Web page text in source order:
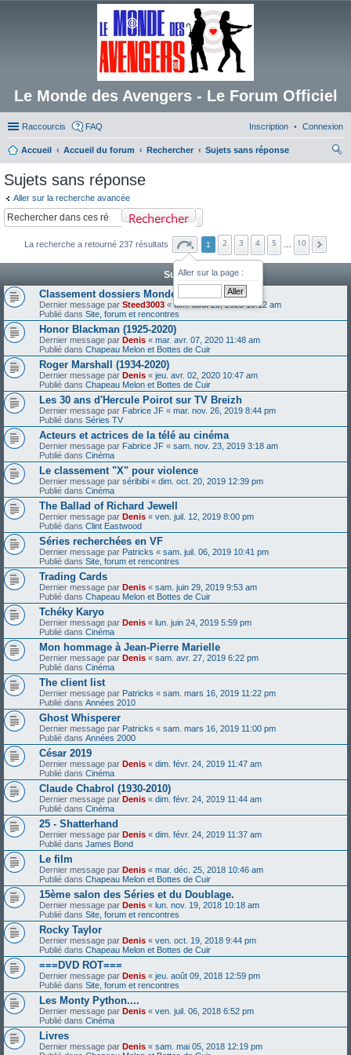
Le Monde des Avengers - Le Forum Officiel
Raccourcis FAQ Connexion
Inscription
Accueil Accueil du forum Rechercher
Sujets sans réponse
Sujets sans réponse
Aller sur la recherche avancée
Rechercher
La recherche a retourné 237 résultats
Aller sur la page :
1 2 3 4 5 10
Sujets
Classement dossiers Monde des Avengers
Dernier message par Steed3003 «dim. août 20, 2023 10:12 am
Publié dans Site, forum et rencontres
Honor Blackman (1925-2020)
Dernier message par Denis « mar. avr. 07, 2020 11:48 am
Publié dans Chapeau Melon et Bottes de Cuir
Roger Marshall (1934-2020)
Dernier message par Denis « jeu. avr. 02, 2020 10:47 am
Publié dans Chapeau Melon et Bottes de Cuir
Les 30 ans d'Hercule Poirot sur TV Breizh
Dernier message par Fabrice JF « mar. nov. 26, 2019 8:44 pm
Publié dans Séries TV
Acteurs et actrices de la télé au cinéma
Dernier message par Fabrice JF « sam. nov. 23, 2019 3:18 am
Publié dans Cinéma
Le classement "X" pour violence
Dernier message par séribibi « dim. oct. 20, 2019 12:39 pm
Publié dans Cinéma
The Ballad of Richard Jewell
Dernier message par Denis « ven. juil. 12, 2019 8:00 pm
Publié dans Clint Eastwood
Séries recherchées en VF
Dernier message par Patricks « sam. juil. 06, 2019 10:41 pm
Publié dans Site, forum et rencontres
Trading Cards
Dernier message par Denis « sam. juin 29, 2019 9:53 am
Publié dans Chapeau Melon et Bottes de Cuir
Tchéky Karyo
Dernier message par Denis « lun. juin 24, 2019 5:59 pm
Publié dans Cinéma
Mon hommage à Jean-Pierre Marielle
Dernier message par Denis « sam. avr. 27, 2019 6:22 pm
Publié dans Cinéma
The client list
Dernier message par Patricks « sam. mars 16, 2019 11:22 pm
Publié dans Années 2010
Ghost Whisperer
Dernier message par Patricks « sam. mars 16, 2019 11:00 pm
Publié dans Années 2000
César 2019
Dernier message par Denis « dim. févr. 24, 2019 11:47 am
Publié dans Cinéma
Claude Chabrol (1930-2010)
Dernier message par Denis « dim. févr. 24, 2019 11:44 am
Publié dans Cinéma
25 - Shatterhand
Dernier message par Denis « dim. févr. 24, 2019 11:37 am
Publié dans James Bond
Le film
Dernier message par Denis « mar. déc. 25, 2018 10:46 am
Publié dans Chapeau Melon et Bottes de Cuir
15ème salon des Séries et du Doublage.
Dernier message par Denis « lun. nov. 19, 2018 10:18 am
Publié dans Site, forum et rencontres
Rocky Taylor
Dernier message par Denis « ven. oct. 19, 2018 9:44 pm
Publié dans Chapeau Melon et Bottes de Cuir
===DVD ROT===
Dernier message par Denis « jeu. août 09, 2018 12:59 pm
Publié dans Site, forum et rencontres
Les Monty Python....
Dernier message par Denis « ven. juil. 06, 2018 6:52 pm
Publié dans Cinéma
Livres
Dernier message par Denis « sam. mai 05, 2018 12:19 pm